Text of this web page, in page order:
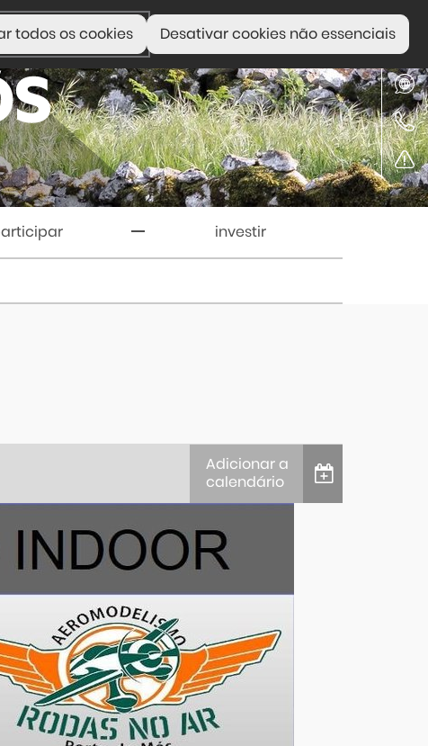
todos os cookies Desativar cookies não essenciais
investir
Adicionar a
calendário
Google Calendar
Yahoo! Calendar